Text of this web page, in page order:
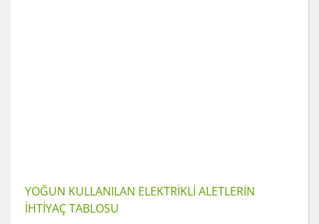
YOĞUN KULLANILAN ELEKTRİKLİ ALETLERİN
İHTİYAÇ TABLOSU